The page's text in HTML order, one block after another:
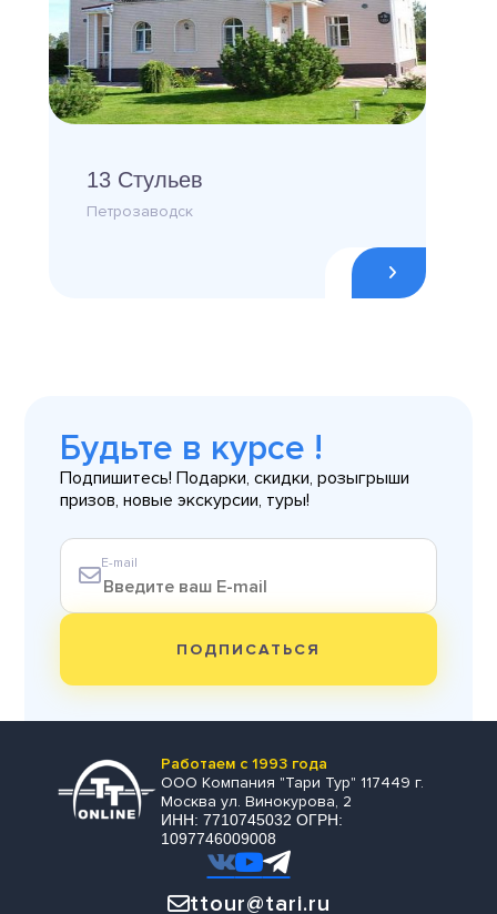
13 Стульев
Петрозаводск
Будьте в курсе !
Подпишитесь! Подарки, скидки, розыгрыши
призов, новые экскурсии, туры!
E-mail
ПОДПИСАТЬСЯ
Работаем с 1993 года
ООО Компания "Тари Тур" 117449 г.
Москва ул. Винокурова, 2
ИНН: 7710745032 ОГРН:
1097746009008
ttour@tari.ru